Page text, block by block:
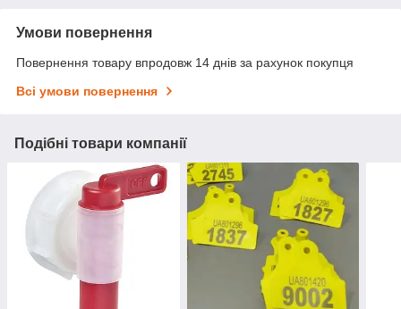
Умови повернення
Повернення товару впродовж 14 днів за рахунок покупця
Всі умови повернення
Подібні товари компанії